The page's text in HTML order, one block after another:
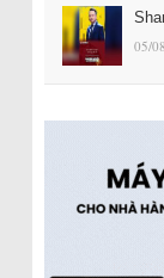
05/